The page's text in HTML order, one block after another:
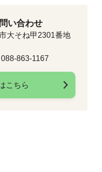
い合わせ
大そね甲2301番地
863-1167
こちら